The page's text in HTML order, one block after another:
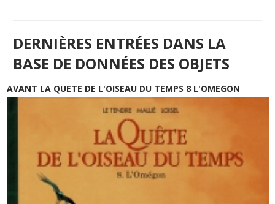
DERNIÈRES ENTRÉES DANS LA
BASE DE DONNÉES DES OBJETS
AVANT LA QUETE DE L'OISEAU DU TEMPS 8 L'OMEGON